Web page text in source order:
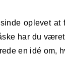
har du
en idé om,